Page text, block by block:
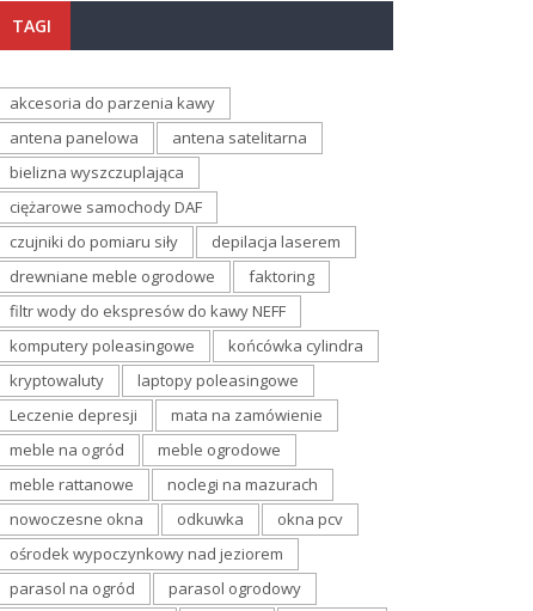
TAGI
akcesoria do parzenia kawy
antena panelowa
antena satelitarna
bielizna wyszczuplająca
ciężarowe samochody DAF
czujniki do pomiaru siły
depilacja laserem
drewniane meble ogrodowe
faktoring
filtr wody do ekspresów do kawy NEFF
komputery poleasingowe
końcówka cylindra
kryptowaluty
laptopy poleasingowe
Leczenie depresji
mata na zamówienie
meble na ogród
meble ogrodowe
meble rattanowe
noclegi na mazurach
nowoczesne okna
odkuwka
okna pcv
ośrodek wypoczynkowy nad jeziorem
parasol na ogród
parasol ogrodowy